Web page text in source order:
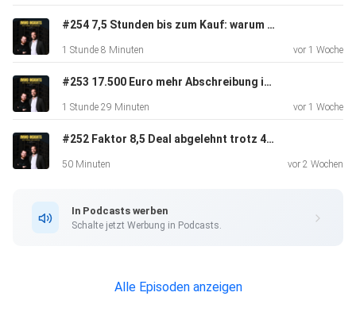
#254 7,5 Stunden bis zum Kauf: warum Vertrauen skaliert | Insights von Alexander Schmid
1 Stunde 8 Minuten vor 1 Woche
#253 17.500 Euro mehr Abschreibung im Jahr | Insights von Steuerfabi & DIMBEG
1 Stunde 29 Minuten vor 1 Woche
#252 Faktor 8,5 Deal abgelehnt trotz 465 Einheiten | Insights von Helge König
50 Minuten vor 2 Wochen
In Podcasts werben
Schalte jetzt Werbung in Podcasts.
Alle Episoden anzeigen